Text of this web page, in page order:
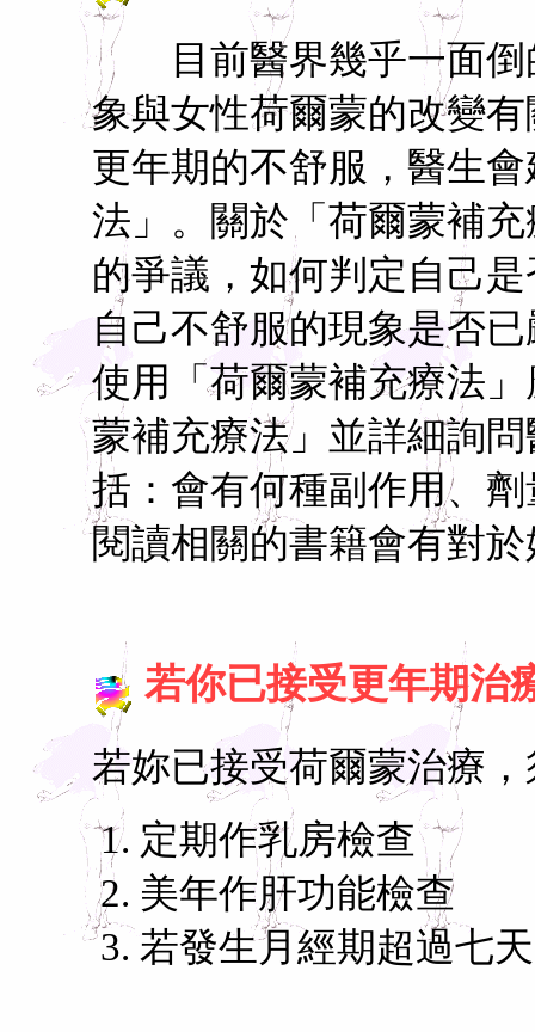
目前醫界幾乎一面倒
象與女性荷爾蒙的改變
更年期的不舒服，醫生
法」。關於「荷爾蒙補
的爭議，如何判定自己
自己不舒服的現象是否
使用「荷爾蒙補充療法
蒙補充療法」並詳細詢
括：會有何種副作用、
閱讀相關的書籍會有對
若你已接受更年期治
若妳已接受荷爾蒙治療
定期作乳房檢查
美年作肝功能檢查
若發生月經期超過七